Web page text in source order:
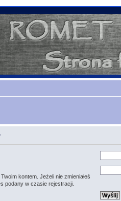
kontem. Jeżeli nie zmieniałeś
podany w czasie rejestracji.